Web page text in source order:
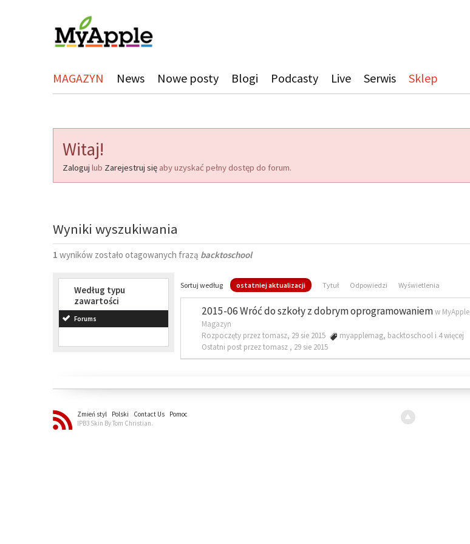
MAGAZYN News Nowe posty Blogi Podcasty Live Serwis Sklep
Witaj!
Zaloguj lub Zarejestruj się aby uzyskać pełny dostęp do forum.
Wyniki wyszukiwania
1 wyników zostało otagowanych frazą backtoschool
Według typu
zawartości
Forums
Sortuj według ostatniej aktualizacji Tytuł Odpowiedzi Wyświetlenia
2015-06 Wróć do szkoły z dobrym oprogramowaniemw MyApple
Magazyn
Rozpoczęty przez tomasz, 29 sie 2015
myapplemag, backtoschool i 4 więcej
Ostatni post przez tomasz , 29 sie 2015
Zmień styl Polski Contact Us
Pomoc
IPB3 Skin By Tom Christian.